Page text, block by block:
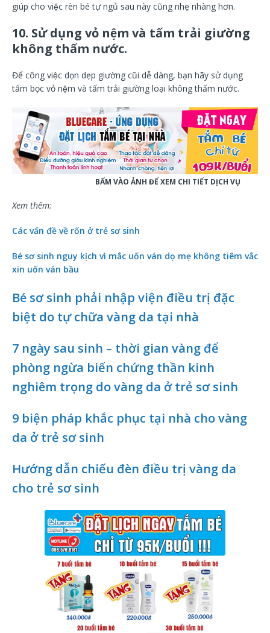
giúp cho việc rèn bé tự ngủ sau này cũng nhẹ nhàng hơn.
10. Sử dụng vỏ nệm và tấm trải giường
không thấm nước.
Để công việc dọn dẹp giường cũi dễ dàng, bạn hãy sử dụng
tấm bọc vỏ nệm và tấm trải giường loại không thấm nước.
BẤM VÀO ẢNH ĐỂ XEM CHI TIẾT DỊCH VỤ
Xem thêm:
Các vấn đề về rốn ở trẻ sơ sinh
Bé sơ sinh nguy kịch vì mắc uốn ván dọ mẹ không tiêm vắc
xin uốn ván bầu
Bé sơ sinh phải nhập viện điều trị đặc
biệt do tự chữa vàng da tại nhà
7 ngày sau sinh – thời gian vàng để
phòng ngừa biến chứng thần kinh
nghiêm trọng do vàng da ở trẻ sơ sinh
9 biện pháp khắc phục tại nhà cho vàng
da ở trẻ sơ sinh
Hướng dẫn chiếu đèn điều trị vàng da
cho trẻ sơ sinh